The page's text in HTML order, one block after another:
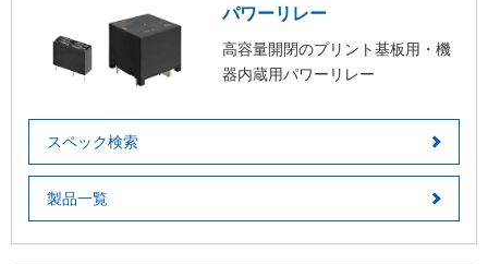
パワーリレー
高容量開閉のプリント基板用・機
器内蔵用パワーリレー
スペック検索
製品一覧